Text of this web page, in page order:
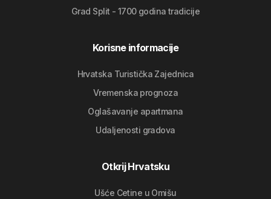
Grad Split - 1700 godina tradicije
Korisne informacije
Hrvatska Turistička Zajednica
Vremenska prognoza
Oglašavanje apartmana
Udaljenosti gradova
Otkrij Hrvatsku
Ušće Cetine u Omišu